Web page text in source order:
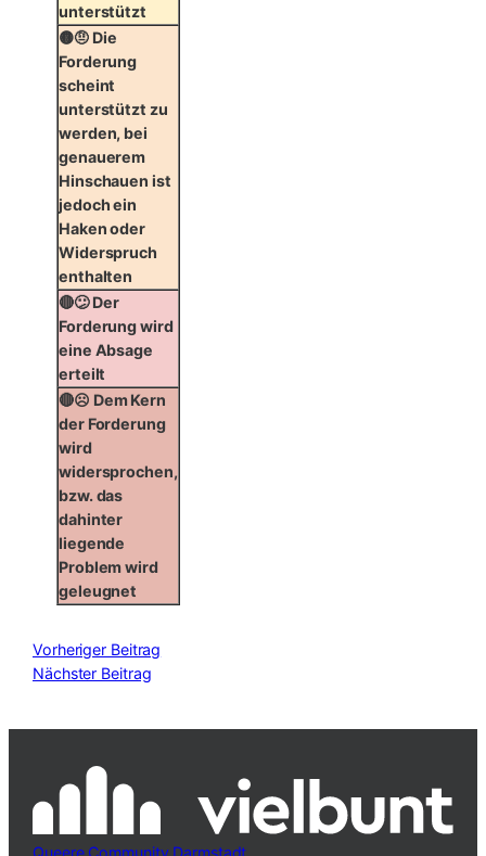
unterstützt
🟡🤨 Die
Forderung
scheint
unterstützt zu
werden, bei
genauerem
Hinschauen ist
jedoch ein
Haken oder
Widerspruch
enthalten
🔴😕 Der
Forderung wird
eine Absage
erteilt
🔴☹️ Dem Kern
der Forderung
wird
widersprochen,
bzw. das
dahinter
liegende
Problem wird
geleugnet
Vorheriger Beitrag
Nächster Beitrag